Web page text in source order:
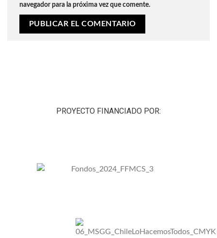
navegador para la próxima vez que comente.
PROYECTO FINANCIADO POR: